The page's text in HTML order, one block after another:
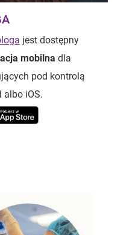
jest dostępny
mobilna dla
pod kontrolą
albo iOS.